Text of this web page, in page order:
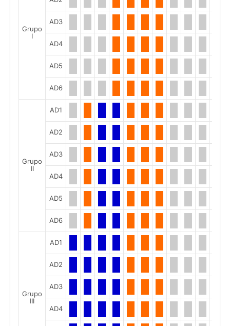
Grupo
I
AD3
AD4
AD5
AD6
Grupo
II
AD1
AD2
AD3
AD4
AD5
AD6
Grupo
III
AD1
AD2
AD3
AD4